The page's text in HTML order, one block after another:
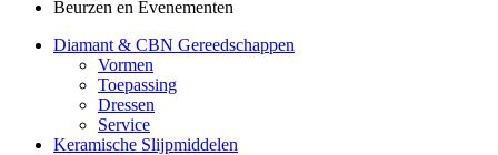
Beurzen en Evenementen
Diamant & CBN Gereedschappen
Vormen
Toepassing
Dressen
Service
Keramische Slijpmiddelen